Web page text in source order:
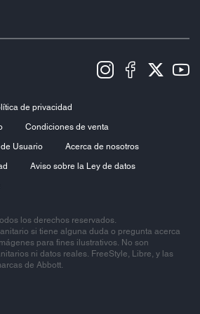
de privacidad
Condiciones de venta
Usuario
Acerca de nosotros
Aviso sobre la Ley de datos
los derechos reservados.
si tiene alguna duda o pregunta acerca
para fines ilustrativos. No son
ni datos reales. FreeStyle, Libre, y las
de Abbott.